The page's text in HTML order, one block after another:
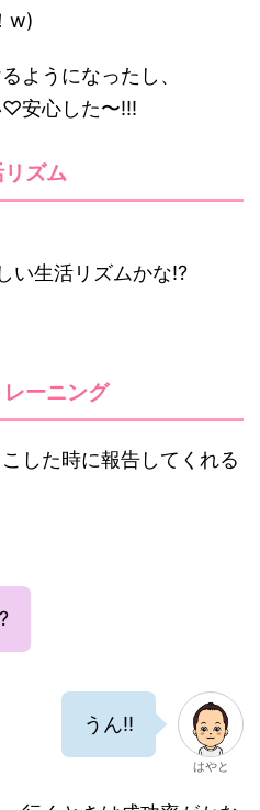
w)
ようになったし、
♡安心した〜!!!
ズム
い生活リズムかな!?
レーニング
した時に報告してくれる
うん!!
はやと